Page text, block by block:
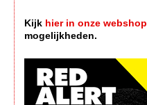
Kijk hier in onze webshop
mogelijkheden.